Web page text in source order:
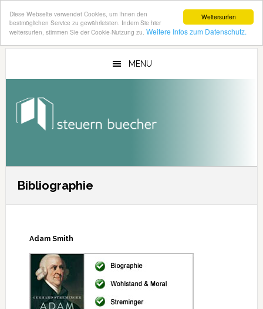
Weitersurfen
Diese Webseite verwendet Cookies, um Ihnen den
bestmöglichen Service zu gewährleisten. Indem Sie hier
weitersurfen, stimmen Sie der Cookie-Nutzung zu. Weitere Infos zum Datenschutz.
Zum
Zur
MENU
Bibliographie
Adam Smith